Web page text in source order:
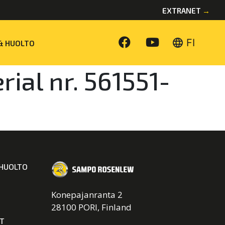
EXTRANET →
HUOLTO language FI
nr. 561551-
Konepajanranta 2
28100 PORI, Finland